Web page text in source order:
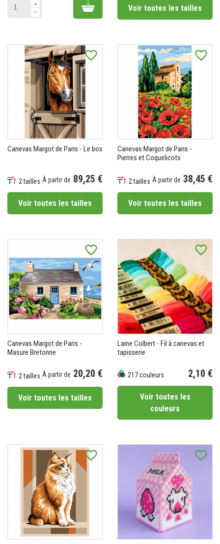
Add to cartVoir toutes les tailles
favorite_border
Canevas Margot de Paris - Le box
2 tailles À partir de 89,25 €
Voir toutes les tailles
favorite_border
Canevas Margot de Paris -
Pierres et Coquelicots
2 tailles À partir de 38,45 €
Voir toutes les tailles
favorite_border
Canevas Margot de Paris -
Masure Bretonne
2 tailles À partir de 20,20 €
Voir toutes les tailles
favorite_border
Laine Colbert - Fil à canevas et
tapisserie
217 couleurs 2,10 €
Voir toutes les
couleurs
favorite_border favorite_border